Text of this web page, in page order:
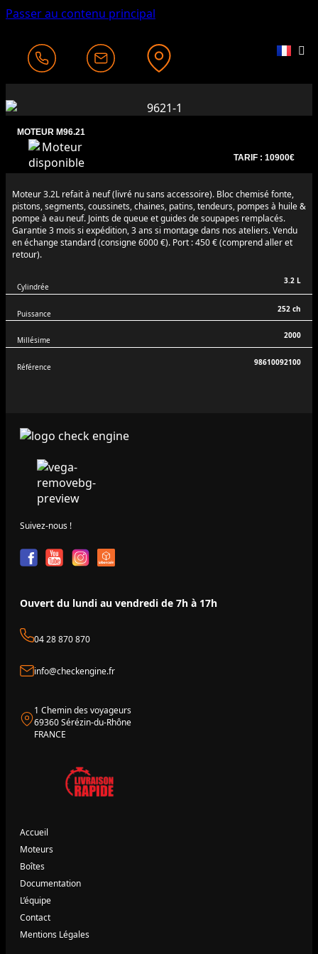
Passer au contenu principal
MOTEUR M96.21
TARIF : 10900€
Moteur 3.2L refait à neuf (livré nu sans accessoire). Bloc chemisé fonte,
pistons, segments, coussinets, chaines, patins, tendeurs, pompes à huile &
pompe à eau neuf. Joints de queue et guides de soupapes remplacés.
Garantie 3 mois si expédition, 3 ans si montage dans nos ateliers. Vendu
en échange standard (consigne 6000 €). Port : 450 € (comprend aller et
retour).
Cylindrée
Puissance
Millésime
Référence
3.2 L
252 ch
2000
98610092100
Suivez-nous !
Ouvert du lundi au vendredi de 7h à 17h
04 28 870 870
info@checkengine.fr
1 Chemin des voyageurs
69360 Sérézin-du-Rhône
FRANCE
Accueil
Moteurs
Boîtes
Documentation
L’équipe
Contact
Mentions Légales